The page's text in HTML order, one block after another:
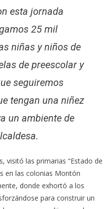
esta jornada
25 mil
niñas y niños de
de preescolar y
seguiremos
tengan una niñez
un ambiente de
visitó las primarias “Estado de
en las colonias Montón
donde exhortó a los
para construir un